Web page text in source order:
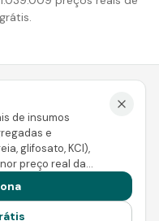
de insumos
e
glifosato, KCl),
preço real da
tendência,
e venda.